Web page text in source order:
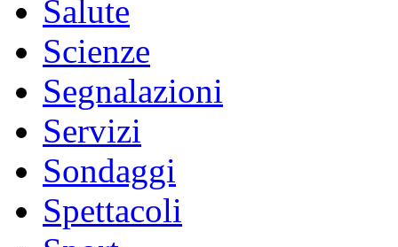
Salute
Scienze
Segnalazioni
Servizi
Sondaggi
Spettacoli